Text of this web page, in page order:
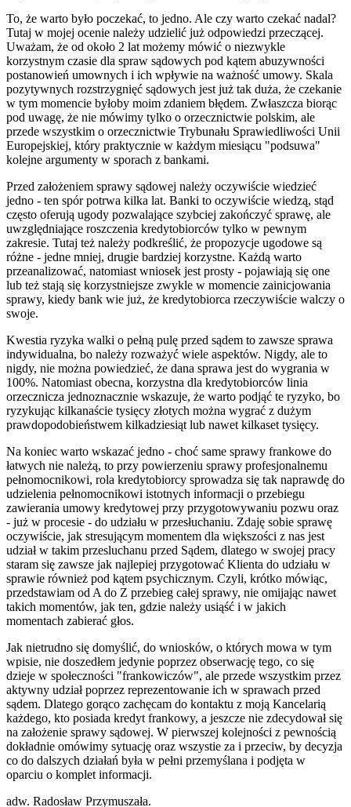
To, że warto było poczekać, to jedno. Ale czy warto czekać nadal?
Tutaj w mojej ocenie należy udzielić już odpowiedzi przeczącej.
Uważam, że od około 2 lat możemy mówić o niezwykle
korzystnym czasie dla spraw sądowych pod kątem abuzywności
postanowień umownych i ich wpływie na ważność umowy. Skala
pozytywnych rozstrzygnięć sądowych jest już tak duża, że czekanie
w tym momencie byłoby moim zdaniem błędem. Zwłaszcza biorąc
pod uwagę, że nie mówimy tylko o orzecznictwie polskim, ale
przede wszystkim o orzecznictwie Trybunału Sprawiedliwości Unii
Europejskiej, który praktycznie w każdym miesiącu "podsuwa"
kolejne argumenty w sporach z bankami.
Przed założeniem sprawy sądowej należy oczywiście wiedzieć
jedno - ten spór potrwa kilka lat. Banki to oczywiście wiedzą, stąd
często oferują ugody pozwalające szybciej zakończyć sprawę, ale
uwzględniające roszczenia kredytobiorców tylko w pewnym
zakresie. Tutaj też należy podkreślić, że propozycje ugodowe są
różne - jedne mniej, drugie bardziej korzystne. Każdą warto
przeanalizować, natomiast wniosek jest prosty - pojawiają się one
lub też stają się korzystniejsze zwykle w momencie zainicjowania
sprawy, kiedy bank wie już, że kredytobiorca rzeczywiście walczy o
swoje.
Kwestia ryzyka walki o pełną pulę przed sądem to zawsze sprawa
indywidualna, bo należy rozważyć wiele aspektów. Nigdy, ale to
nigdy, nie można powiedzieć, że dana sprawa jest do wygrania w
100%. Natomiast obecna, korzystna dla kredytobiorców linia
orzecznicza jednoznacznie wskazuje, że warto podjąć te ryzyko, bo
ryzykując kilkanaście tysięcy złotych można wygrać z dużym
prawdopodobieństwem kilkadziesiąt lub nawet kilkaset tysięcy.
Na koniec warto wskazać jedno - choć same sprawy frankowe do
łatwych nie należą, to przy powierzeniu sprawy profesjonalnemu
pełnomocnikowi, rola kredytobiorcy sprowadza się tak naprawdę do
udzielenia pełnomocnikowi istotnych informacji o przebiegu
zawierania umowy kredytowej przy przygotowywaniu pozwu oraz
- już w procesie - do udziału w przesłuchaniu. Zdaję sobie sprawę
oczywiście, jak stresującym momentem dla większości z nas jest
udział w takim przesluchanu przed Sądem, dlatego w swojej pracy
staram się zawsze jak najlepiej przygotować Klienta do udziału w
sprawie również pod kątem psychicznym. Czyli, krótko mówiąc,
przedstawiam od A do Z przebieg całej sprawy, nie omijając nawet
takich momentów, jak ten, gdzie należy usiąść i w jakich
momentach zabierać głos.
Jak nietrudno się domyślić, do wniosków, o których mowa w tym
wpisie, nie doszedłem jedynie poprzez obserwację tego, co się
dzieje w społeczności "frankowiczów", ale przede wszystkim przez
aktywny udział poprzez reprezentowanie ich w sprawach przed
sądem. Dlatego gorąco zachęcam do kontaktu z moją Kancelarią
każdego, kto posiada kredyt frankowy, a jeszcze nie zdecydował się
na założenie sprawy sądowej. W pierwszej kolejności z pewnością
dokładnie omówimy sytuację oraz wszystie za i przeciw, by decyzja
co do dalszych działań była w pełni przemyślana i podjęta w
oparciu o komplet informacji.
adw. Radosław Przymuszała.